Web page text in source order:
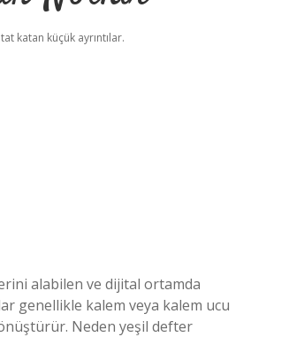
katan küçük ayrıntılar.
alabilen ve dijital ortamda
genellikle kalem veya kalem ucu
Neden yeşil defter